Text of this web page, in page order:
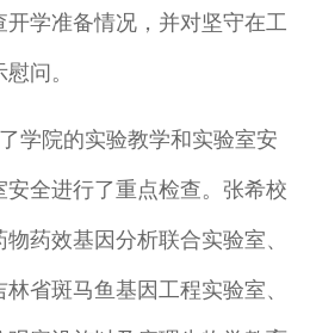
学准备情况，并对坚守在工
问。
学院的实验教学和实验室安
全进行了重点检查。张希校
药效基因分析联合实验室、
省斑马鱼基因工程实验室、